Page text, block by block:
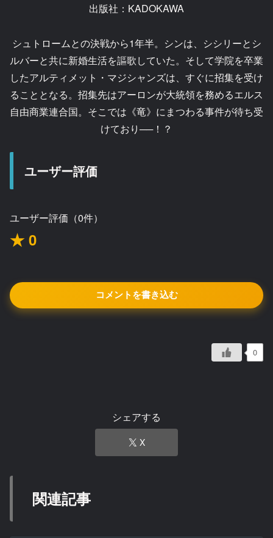
出版社：KADOKAWA
シュトロームとの決戦から1年半。シンは、シシリーとシ
ルバーと共に新婚生活を謳歌していた。そして学院を卒業
したアルティメット・マジシャンズは、すぐに招集を受け
ることとなる。招集先はアーロンが大統領を務めるエルス
自由商業連合国。そこでは《竜》にまつわる事件が待ち受
けており──！？
ユーザー評価
ユーザー評価（0件）
★ 0
コメントを書き込む
0
シェアする
X
関連記事